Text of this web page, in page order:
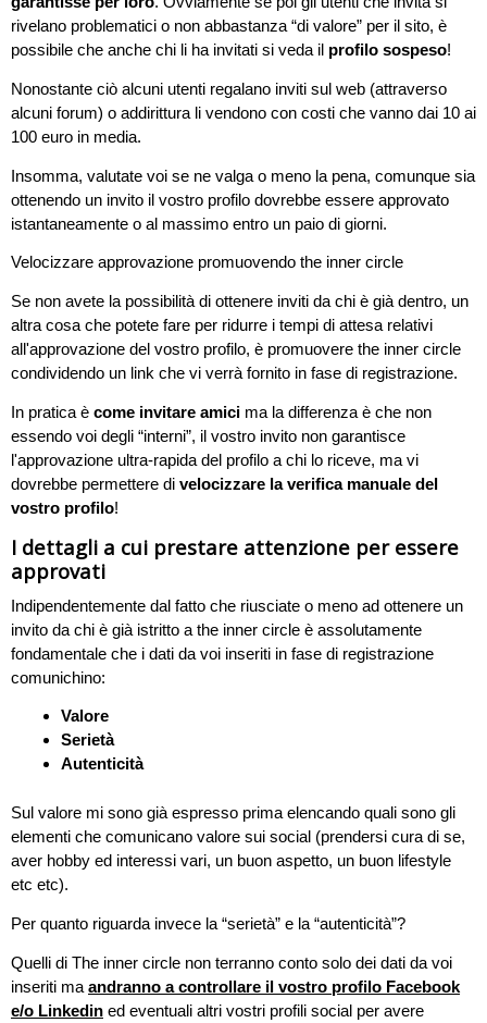
rivelano problematici o non abbastanza “di valore” per il sito, è
possibile che anche chi li ha invitati si veda il profilo sospeso!
Nonostante ciò alcuni utenti regalano inviti sul web (attraverso
alcuni forum) o addirittura li vendono con costi che vanno dai 10 ai
100 euro in media.
Insomma, valutate voi se ne valga o meno la pena, comunque sia
ottenendo un invito il vostro profilo dovrebbe essere approvato
istantaneamente o al massimo entro un paio di giorni.
Velocizzare approvazione promuovendo the inner circle
Se non avete la possibilità di ottenere inviti da chi è già dentro, un
altra cosa che potete fare per ridurre i tempi di attesa relativi
all'approvazione del vostro profilo, è promuovere the inner circle
condividendo un link che vi verrà fornito in fase di registrazione.
In pratica è come invitare amici ma la differenza è che non
essendo voi degli “interni”, il vostro invito non garantisce
l'approvazione ultra-rapida del profilo a chi lo riceve, ma vi
dovrebbe permettere di velocizzare la verifica manuale del
vostro profilo!
I dettagli a cui prestare attenzione per essere
approvati
Indipendentemente dal fatto che riusciate o meno ad ottenere un
invito da chi è già istritto a the inner circle è assolutamente
fondamentale che i dati da voi inseriti in fase di registrazione
comunichino:
Valore
Serietà
Autenticità
Sul valore mi sono già espresso prima elencando quali sono gli
elementi che comunicano valore sui social (prendersi cura di se,
aver hobby ed interessi vari, un buon aspetto, un buon lifestyle
etc etc).
Per quanto riguarda invece la “serietà” e la “autenticità”?
Quelli di The inner circle non terranno conto solo dei dati da voi
inseriti ma andranno a controllare il vostro profilo Facebook
e/o Linkedin ed eventuali altri vostri profili social per avere